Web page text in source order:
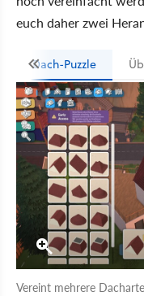
euch daher zwei
Dach-Puzzle
Vereint mehrere